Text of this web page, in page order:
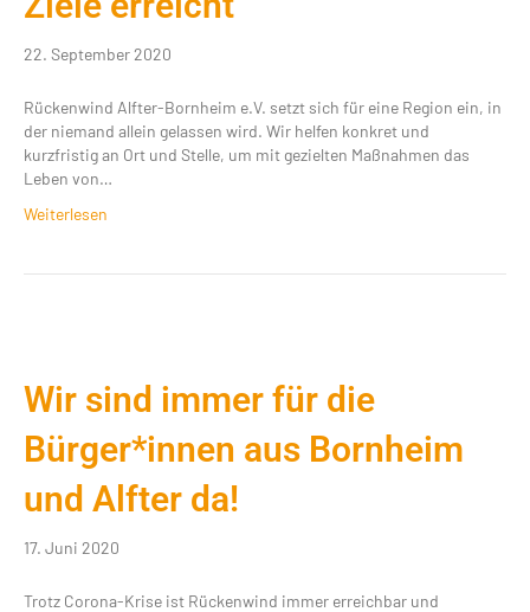
22. September 2020
Rückenwind Alfter-Bornheim e.V. setzt sich für eine Region ein, in
der niemand allein gelassen wird. Wir helfen konkret und
kurzfristig an Ort und Stelle, um mit gezielten Maßnahmen das
Leben von…
Weiterlesen
Wir sind immer für die
Bürger*innen aus Bornheim
und Alfter da!
17. Juni 2020
Trotz Corona-Krise ist Rückenwind immer erreichbar und